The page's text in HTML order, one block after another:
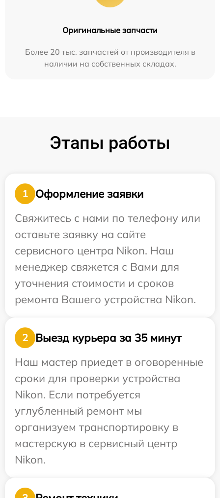
Оригинальные запчасти
Более 20 тыс. запчастей от производителя в
наличии на собственных складах.
Этапы работы
1
Оформление заявки
Свяжитесь с нами по телефону или
оставьте заявку на сайте
сервисного центра Nikon. Наш
менеджер свяжется с Вами для
уточнения стоимости и сроков
ремонта Вашего устройства Nikon.
2
Выезд курьера за 35 минут
Наш мастер приедет в оговоренные
сроки для проверки устройства
Nikon. Если потребуется
углубленный ремонт мы
организуем транспортировку в
мастерскую в сервисный центр
Nikon.